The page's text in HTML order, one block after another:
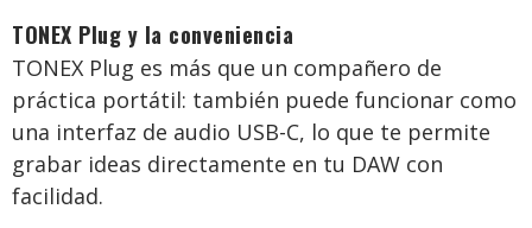
TONEX Plug y la conveniencia
TONEX Plug es más que un compañero de
práctica portátil: también puede funcionar como
una interfaz de audio USB-C, lo que te permite
grabar ideas directamente en tu DAW con
facilidad.